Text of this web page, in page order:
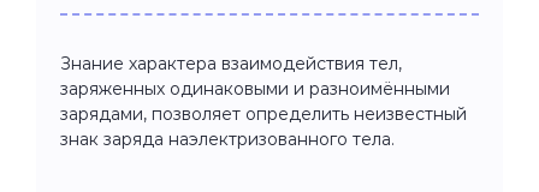
Знание характера взаимодействия тел,
заряженных одинаковыми и разноимёнными
зарядами, позволяет определить неизвестный
знак заряда наэлектризованного тела.